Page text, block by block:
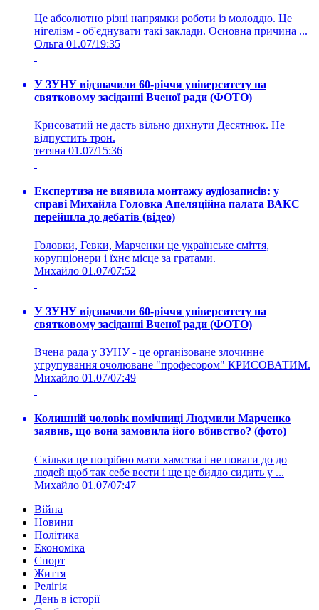
Це абсолютно різні напрямки роботи із молоддю. Це
нігелізм - об'єднувати такі заклади. Основна причина ...
Ольга 01.07/19:35
У ЗУНУ відзначили 60-річчя університету на
святковому засіданні Вченої ради (ФОТО)
Крисоватий не дасть вільно дихнути Десятнюк. Не
відпустить трон.
тетяна 01.07/15:36
Експертиза не виявила монтажу аудіозаписів: у
справі Михайла Головка Апеляційна палата ВАКС
перейшла до дебатів (відео)
Головки, Гевки, Марченки це українське сміття,
корупціонери і їхнє місце за гратами.
Михайло 01.07/07:52
У ЗУНУ відзначили 60-річчя університету на
святковому засіданні Вченої ради (ФОТО)
Вчена рада у ЗУНУ - це організоване злочинне
угрупування очолюване "професором" КРИСОВАТИМ.
Михайло 01.07/07:49
Колишній чоловік помічниці Людмили Марченко
заявив, що вона замовила його вбивство? (фото)
Скільки це потрібно мати хамства і не поваги до до
людей щоб так себе вести і ще це бидло сидить у ...
Михайло 01.07/07:47
Війна
Новини
Політика
Економіка
Спорт
Життя
Релігія
День в історії